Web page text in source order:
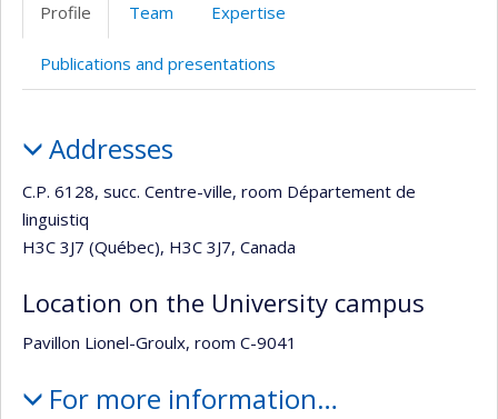
Profile Team Expertise
Publications and presentations
Addresses
C.P. 6128, succ. Centre-ville, room Département de
linguistiq
H3C 3J7 (Québec), H3C 3J7, Canada
Location on the University campus
Pavillon Lionel-Groulx, room C-9041
For more information…